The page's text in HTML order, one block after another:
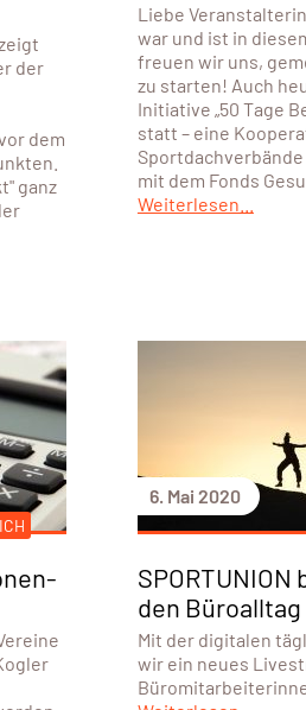
der
dem
ganz
Liebe
war und ist in
freuen wir uns,
zu starten! Auch
Initiative „50 Tage
statt – eine
Sportdachverbände
mit dem Fonds
Weiterlesen...
6. Mai 2020
den Büroalltag
Mit der digitalen
wir ein neues